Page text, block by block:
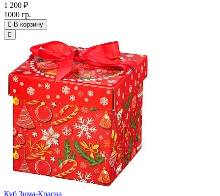
1 200 ₽
1000 гр.
В корзину
Куб Зима-Красна